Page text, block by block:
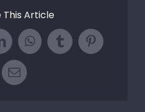
This Article
WhatsApp
TumblrPinterest
Email